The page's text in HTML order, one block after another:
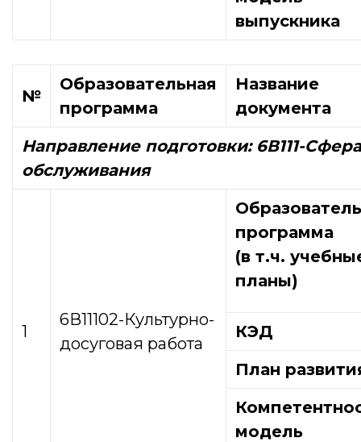
выпускника
№
Образовательная
программа
Название
документа
Направление подготовки: 6В111-Сфера
обслуживания
1
6В11102-Культурно-
досуговая работа
программа
(в т.ч.
планы)
КЭД
План
модель